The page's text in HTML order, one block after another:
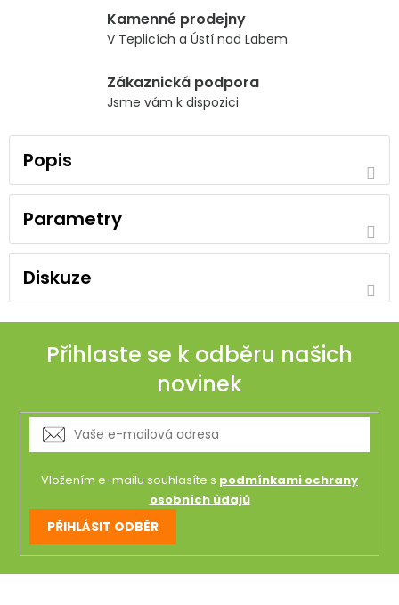
Kamenné prodejny
V Teplicích a Ústí nad Labem
Zákaznická podpora
Jsme vám k dispozici
Popis
Parametry
Diskuze
Přihlaste se k odběru našich
novinek
Vložením e-mailu souhlasíte s podmínkami ochrany
osobních údajů
PŘIHLÁSIT ODBĚR